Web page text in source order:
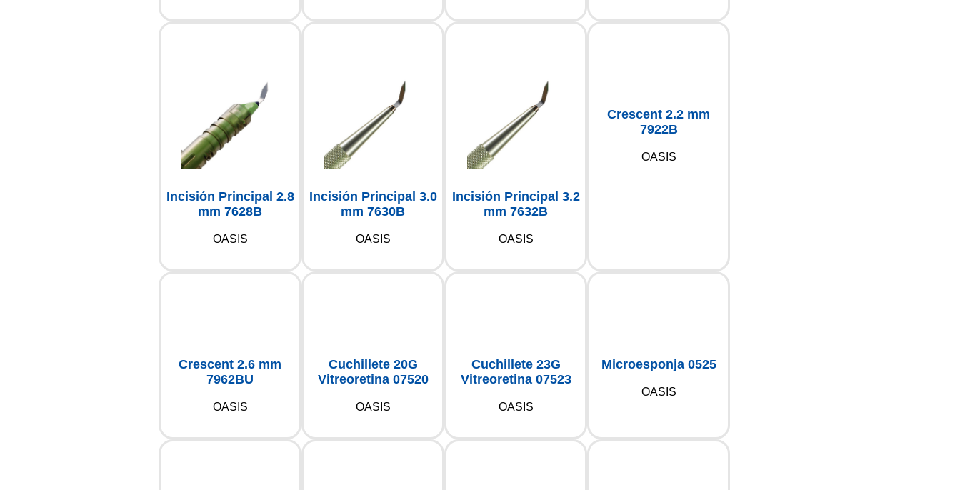
Incisión Principal 2.8
mm 7628B
OASIS
Incisión Principal 3.0
mm 7630B
OASIS
Incisión Principal 3.2
mm 7632B
OASIS
Crescent 2.2 mm
7922B
OASIS
Crescent 2.6 mm
7962BU
OASIS
Cuchillete 20G
Vitreoretina 07520
OASIS
Cuchillete 23G
Vitreoretina 07523
OASIS
Microesponja 0525
OASIS